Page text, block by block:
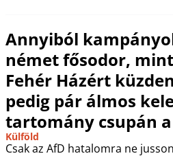
Annyiból
német fősodor,
Fehér Házért
pedig pár álmos
tartomány csupán
Külföld
Csak az AfD hatalomra ne